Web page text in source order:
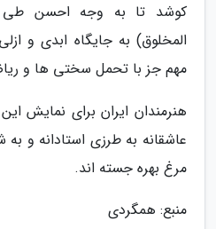
کوشد تا به وجه احسن طی
المخلوق) به جایگاه ابدی و
مهم جز با تحمل سختی ها و
هنرمندان ایران برای نمایش
عاشقانه به طرزی استادانه و
مرغ بهره جسته اند.
منبع: همگردی